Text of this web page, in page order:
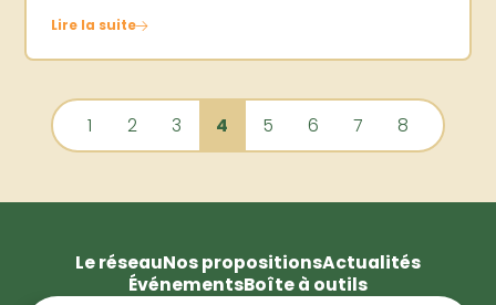
Lire la suite
1 2 3 4 5 6 7 8
Le réseauNos propositionsActualités
ÉvénementsBoîte à outils